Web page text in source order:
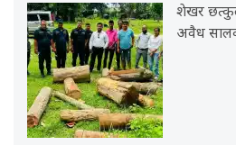
शेखर
अवैध